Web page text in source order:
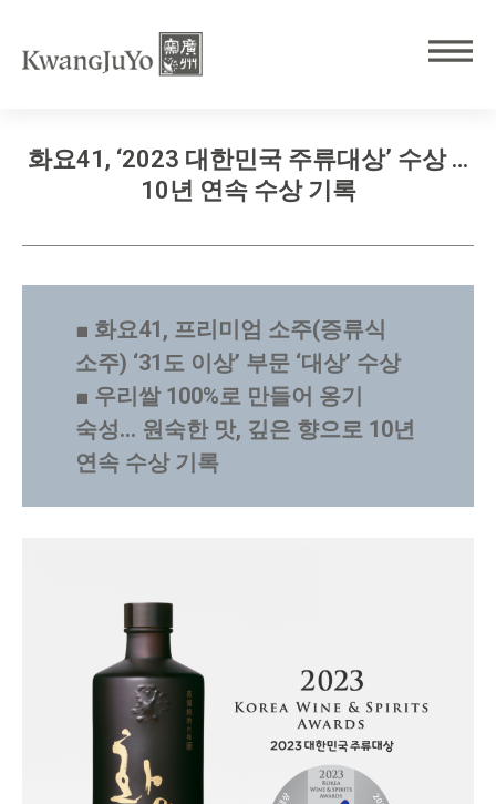
화요41, ‘2023 대한민국 주류대상’ 수상 …
10년 연속 수상 기록
■ 화요41, 프리미엄 소주(증류식
소주) ‘31도 이상’ 부문 ‘대상’ 수상
■ 우리쌀 100%로 만들어 옹기
숙성… 원숙한 맛, 깊은 향으로 10년
연속 수상 기록